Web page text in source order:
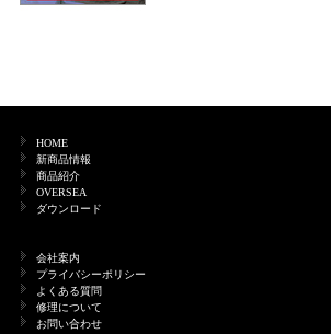
HOME
新商品情報
商品紹介
OVERSEA
ダウンロード
会社案内
プライバシーポリシー
よくある質問
修理について
お問い合わせ